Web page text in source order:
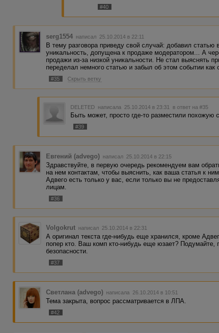
#40
serg1554 написал 25.10.2014 в 22:11
В тему разговора приведу свой случай: добавил статью
уникальность, допущена к продаже модератором... А
продажи из-за низкой уникальности. Не стал выяснять
переделал немного статью и забыл об этом событии как
#35 Скрыть ветку
DELETED написала 25.10.2014 в 23:31 в ответ на #35
Быть может, просто где-то разместили похожую
#39
Евгений (advego) написал 25.10.2014 в 22:15
Здравствуйте, в первую очередь рекомендуем вам
на нем контактам, чтобы выяснить, как ваша статья к
Адвего есть только у вас, если только вы не
лицам.
#36
Volgokrut написал 25.10.2014 в 22:31
А оригинал текста где-нибудь еще хранился, кроме
попер кто. Ваш комп кто-нибудь еще юзает? Подумайте,
безопасности.
#37
Светлана (advego) написала 26.10.2014 в 10:51
Тема закрыта, вопрос рассматривается в ЛПА.
#42